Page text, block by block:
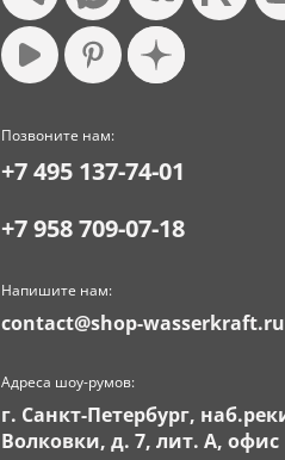
Позвоните нам:
+7 495 137-74-01
+7 958 709-07-18
Напишите нам:
contact@shop-wasserkraft.ru
Адреса шоу-румов:
г. Санкт-Петербург,
Волковки, д. 7, лит. А, офис